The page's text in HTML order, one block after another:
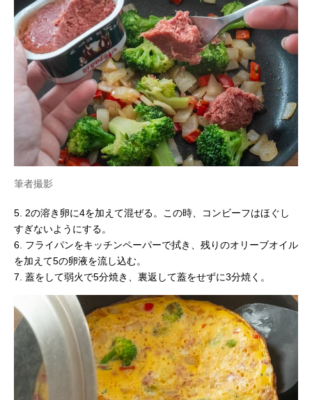
筆者撮影
5. 2の溶き卵に4を加えて混ぜる。この時、コンビーフはほぐし
すぎないようにする。
6. フライパンをキッチンペーパーで拭き、残りのオリーブオイル
を加えて5の卵液を流し込む。
7. 蓋をして弱火で5分焼き、裏返して蓋をせずに3分焼く。